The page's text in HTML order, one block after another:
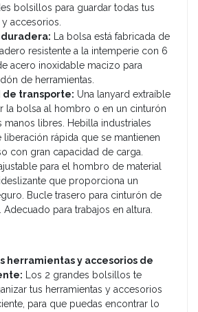
bolsillos para guardar todas tus
accesorios.
duradera: La bolsa está fabricada de
resistente a la intemperie con 6
acero inoxidable macizo para
de herramientas.
de transporte: Una lanyard extraíble
la bolsa al hombro o en un cinturón
manos libres. Hebilla industriales
liberación rápida que se mantienen
con gran capacidad de carga.
para el hombro de material
que proporciona un
Bucle trasero para cinturón de
Adecuado para trabajos en altura.
herramientas y accesorios de
Los 2 grandes bolsillos te
tus herramientas y accesorios
para que puedas encontrar lo